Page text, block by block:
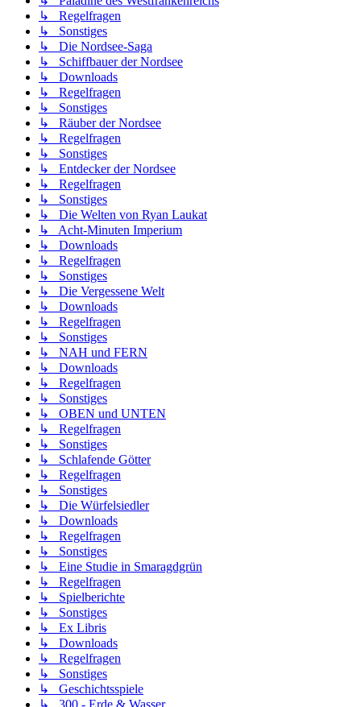
↳ Regelfragen
↳ Sonstiges
↳ Die Nordsee-Saga
↳ Schiffbauer der Nordsee
↳ Downloads
↳ Regelfragen
↳ Sonstiges
↳ Räuber der Nordsee
↳ Regelfragen
↳ Sonstiges
↳ Entdecker der Nordsee
↳ Regelfragen
↳ Sonstiges
↳ Die Welten von Ryan Laukat
↳ Acht-Minuten Imperium
↳ Downloads
↳ Regelfragen
↳ Sonstiges
↳ Die Vergessene Welt
↳ Downloads
↳ Regelfragen
↳ Sonstiges
↳ NAH und FERN
↳ Downloads
↳ Regelfragen
↳ Sonstiges
↳ OBEN und UNTEN
↳ Regelfragen
↳ Sonstiges
↳ Schlafende Götter
↳ Regelfragen
↳ Sonstiges
↳ Die Würfelsiedler
↳ Downloads
↳ Regelfragen
↳ Sonstiges
↳ Eine Studie in Smaragdgrün
↳ Regelfragen
↳ Spielberichte
↳ Sonstiges
↳ Ex Libris
↳ Downloads
↳ Regelfragen
↳ Sonstiges
↳ Geschichtsspiele